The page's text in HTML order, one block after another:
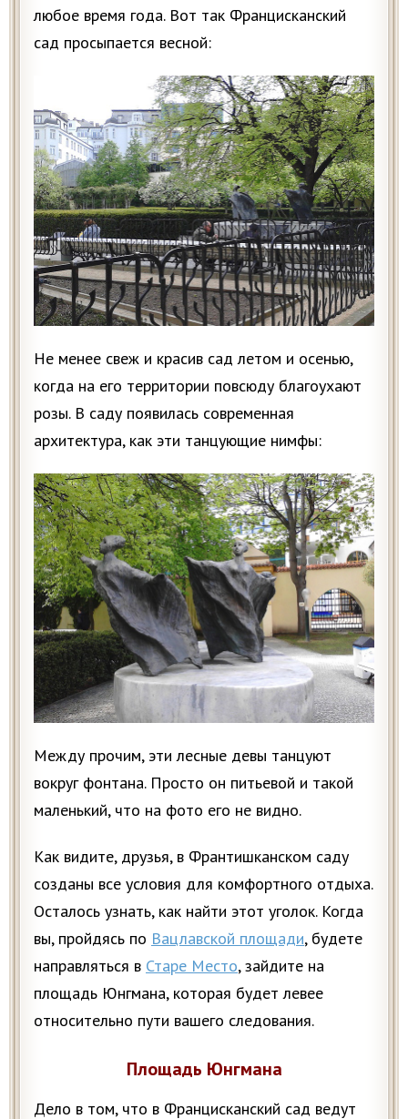
любое время года. Вот так Францисканский
сад просыпается весной:
Не менее свеж и красив сад летом и осенью,
когда на его территории повсюду благоухают
pозы. В саду появилась современная
архитектура, как эти танцующие нимфы:
Между прочим, эти лесные девы танцуют
вокруг фонтана. Просто он питьевой и такой
маленький, что на фото его не видно.
Как видите, друзья, в Франтишканском саду
созданы все условия для комфортного отдыха.
Осталось узнать, как найти этот уголок. Когда
вы, пройдясь по Вацлавской площади, будете
направляться в Старе Место, зайдите на
площадь Юнгмана, которая будет левее
относительно пути вашего следования.
Площадь Юнгмана
Дело в том, что в Францисканский сад ведут